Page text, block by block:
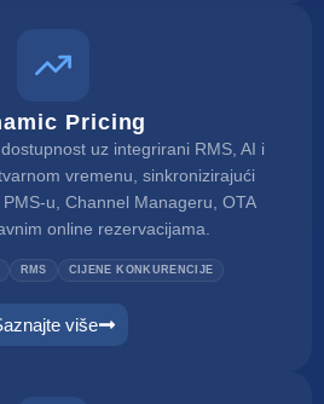
Pricing
uz integrirani RMS, AI i
vremenu, sinkronizirajući
u, Channel Manageru, OTA
online rezervacijama.
RMS CIJENE KONKURENCIJE
više